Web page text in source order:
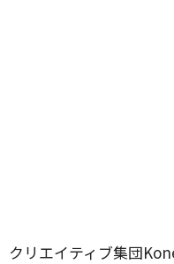
クリエイティブ集団